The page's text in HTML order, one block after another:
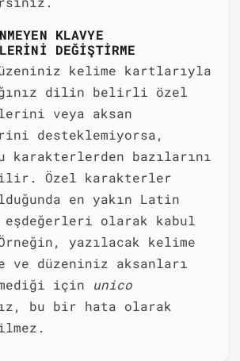
KLAVYE
DEĞIŞTIRME
kelime kartlarıyla
dilin belirli özel
veya aksan
desteklemiyorsa,
karakterlerden bazılarını
Özel karakterler
en yakın Latin
olarak kabul
yazılacak kelime
ve düzeniniz aksanları
için unico
bu bir hata olarak